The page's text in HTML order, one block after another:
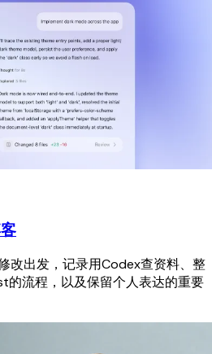
改出发，记录用Codex查资料、整
的流程，以及保留个人表达的重要